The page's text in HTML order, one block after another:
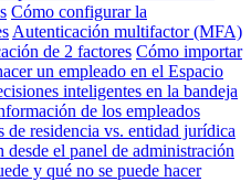
Cómo configurar la
Autenticación multifactor (MFA)
de 2 factores Cómo importar
un empleado en el Espacio
inteligentes en la bandeja
de los empleados
de residencia vs. entidad jurídica
el panel de administración
y qué no se puede hacer